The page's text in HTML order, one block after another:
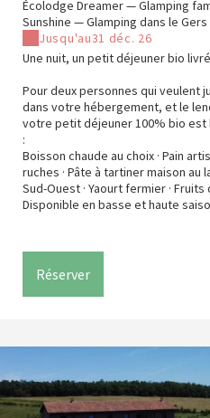
Écolodge Dreamer — Glamping
Sunshine — Glamping dans le Gers
Jusqu'au31 déc. 26
Une nuit, un petit déjeuner bio
Pour deux personnes qui veulent
dans votre hébergement, et le
votre petit déjeuner 100% bio
:
Boisson chaude au choix · Pain
ruches · Pâte à tartiner maison au
Sud-Ouest · Yaourt fermier · Fruits
Disponible en basse et haute
Réserver